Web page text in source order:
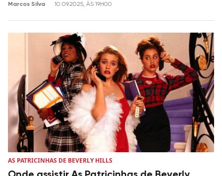
Marcos Silva 10.09.2025, ÀS 19H00
AS PATRICINHAS DE BEVERLY HILLS